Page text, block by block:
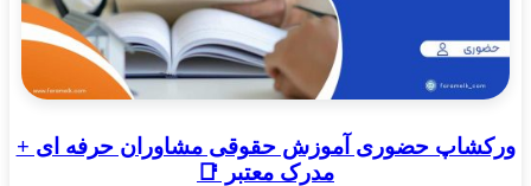
ورکشاپ حضوری آموزش حقوقی مشاوران حرفه ای +
مدرک معتبر 📑